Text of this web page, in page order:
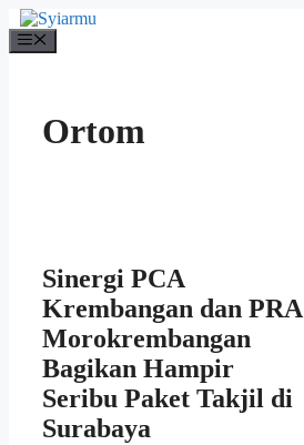
Langsung
ke
isi
Ortom
Sinergi PCA
Krembangan dan PRA
Morokrembangan
Bagikan Hampir
Seribu Paket Takjil di
Surabaya